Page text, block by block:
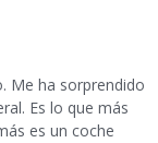
Me ha sorprendido
Es lo que más
es un coche